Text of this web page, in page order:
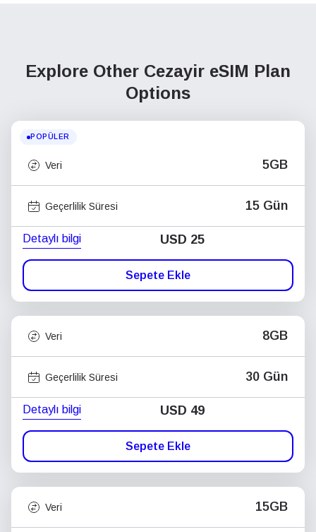
Explore Other Cezayir eSIM Plan
Options
POPÜLER
Veri 5GB
Geçerlilik Süresi 15 Gün
Detaylı bilgi USD 25
Sepete Ekle
Veri 8GB
Geçerlilik Süresi 30 Gün
Detaylı bilgi USD 49
Sepete Ekle
Veri 15GB